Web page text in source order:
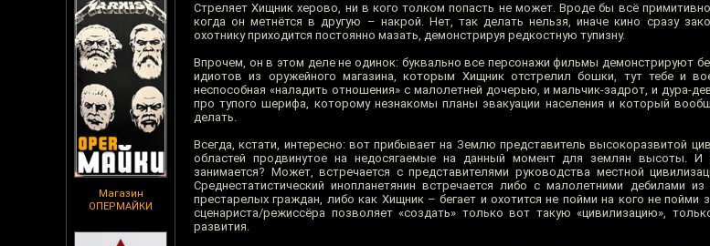
Магазин
ОПЕРМАЙКИ
Стреляет Хищник херово, ни в кого толком попасть не может. Вроде бы всё
когда он метнётся в другую – накрой. Нет, так делать нельзя, иначе кино сразу
охотнику приходится постоянно мазать, демонстрируя редкостную тупизну.
Впрочем, он в этом деле не одинок: буквально все персонажи фильмы демонстрируют
идиотов из оружейного магазина, которым Хищник отстрелил бошки, тут тебе и
неспособная «наладить отношения» с малолетней дочерью, и мальчик-задрот, и дура-
про тупого шерифа, которому незнакомы планы эвакуации населения и который
делать.
Всегда, кстати, интересно: вот прибывает на Землю представитель высокоразвитой
областей продвинутое на недосягаемые на данный момент для землян высоты. И
занимается? Может, встречается с представителями руководства местной
Среднестатистический инопланетянин встречается либо с малолетними дебилами
престарелых граждан, либо как Хищник – бегает и охотится не пойми на кого не пойми
сценариста/режиссёра позволяет «создать» только вот такую «цивилизацию»,
развития.